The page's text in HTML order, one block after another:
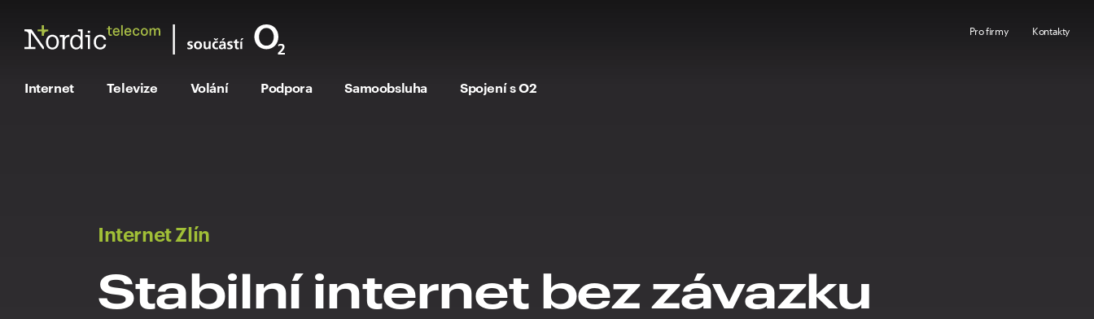
Pro firmy Kontakty
Internet Televize Volání Podpora Samoobsluha Spojení s O2
Internet Zlín
Stabilní internet bez závazku